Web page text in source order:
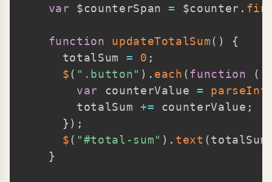
var $counterSpan = $counter .
function updateTotalSum( )
{
      totalSum
= 0 ;
$( ".button" ) . each (function (
var counterValue = parseInt
        totalSum
+= counterValue ;
} ) ;
$( "#total-sum" ) . text (totalSum
}